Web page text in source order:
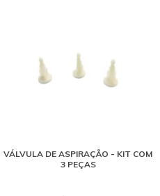
VÁLVULA DE ASPIRAÇÃO - KIT COM
3 PEÇAS